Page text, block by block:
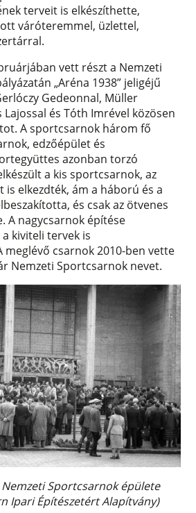
terveit is elkészíthette,
váróteremmel, üzlettel,
vett részt a Nemzeti
„Aréna 1938” jeligéjű
Gedeonnal, Müller
Lajossal és Tóth Imrével közösen
A sportcsarnok három fő
edzőépület és
azonban torzó
a kis sportcsarnok, az
is elkezdték, ám a háború és a
és csak az ötvenes
A nagycsarnok építése
kiviteli tervek is
meglévő csarnok 2010-ben vette
Nemzeti Sportcsarnok nevet.
Sportcsarnok épülete
Ipari Építészetért Alapítvány)